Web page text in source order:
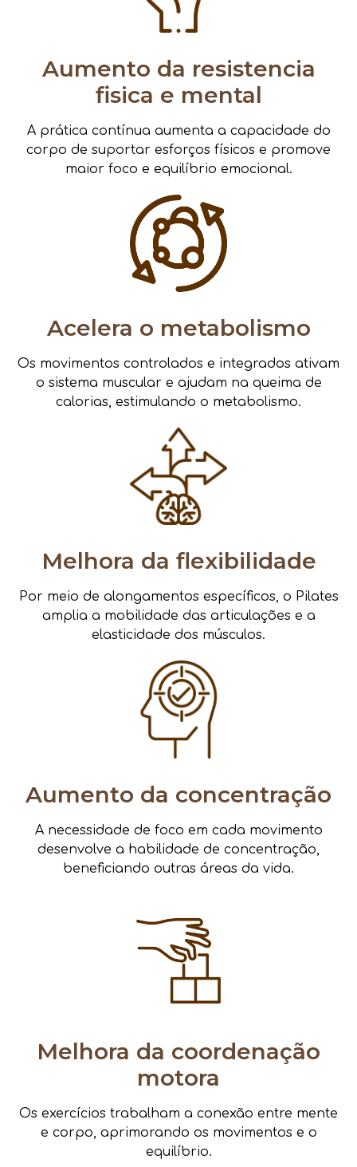
Aumento da resistencia
fisica e mental
A prática contínua aumenta a capacidade do
corpo de suportar esforços físicos e promove
maior foco e equilíbrio emocional.
Acelera o metabolismo
Os movimentos controlados e integrados ativam
o sistema muscular e ajudam na queima de
calorias, estimulando o metabolismo.
Melhora da flexibilidade
Por meio de alongamentos específicos, o Pilates
amplia a mobilidade das articulações e a
elasticidade dos músculos.
Aumento da concentração
A necessidade de foco em cada movimento
desenvolve a habilidade de concentração,
beneficiando outras áreas da vida.
Melhora da coordenação
motora
Os exercícios trabalham a conexão entre mente
e corpo, aprimorando os movimentos e o
equilíbrio.